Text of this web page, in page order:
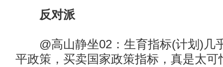
反对派
@高山静坐02：生育指标(计划)几
平政策，买卖国家政策指标，真是太可